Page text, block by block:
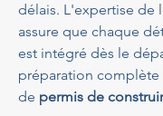
délais. L'expertise de
assure que chaque
est intégré dès le
préparation complète
de permis de